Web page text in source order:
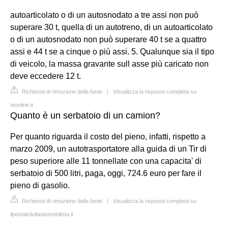
autoarticolato o di un autosnodato a tre assi non può
superare 30 t, quella di un autotreno, di un autoarticolato
o di un autosnodato non può superare 40 t se a quattro
assi e 44 t se a cinque o più assi. 5. Qualunque sia il tipo
di veicolo, la massa gravante sull asse più caricato non
deve eccedere 12 t.
Richiesta di rimozione della fonte | Visualizza la risposta completa su
teonline.it
Quanto è un serbatoio di un camion?
Per quanto riguarda il costo del pieno, infatti, rispetto a
marzo 2009, un autotrasportatore alla guida di un Tir di
peso superiore alle 11 tonnellate con una capacita' di
serbatoio di 500 litri, paga, oggi, 724.6 euro per fare il
pieno di gasolio.
Richiesta di rimozione della fonte | Visualizza la risposta completa su
ilportaledellautomobilista.it